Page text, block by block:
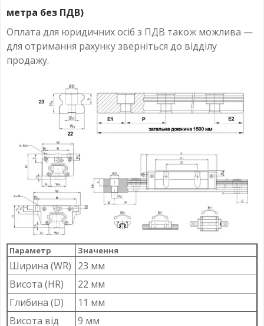
метра без ПДВ)
Оплата для юридичних осіб з ПДВ також можлива —
для отримання рахунку зверніться до відділу
продажу.
Параметр Значення
Ширина (WR) 23 мм
Висота (HR)
22 мм
Глибина (D)
11 мм
Висота від
9 мм